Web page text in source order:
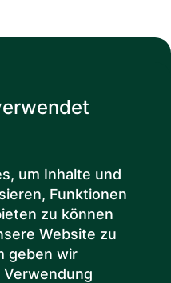
Informationen
um Inhalte und
Funktionen
zu können
Website zu
geben wir